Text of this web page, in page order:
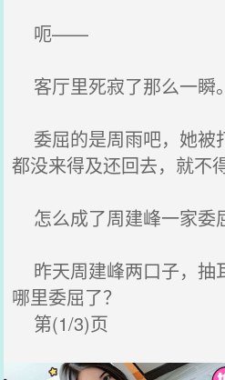
呃——
客厅里死寂了那么一瞬。
委屈的是周雨吧，她被
都没来得及还回去，就不
怎么成了周建峰一家委
昨天周建峰两口子，抽
哪里委屈了？
第(1/3)页